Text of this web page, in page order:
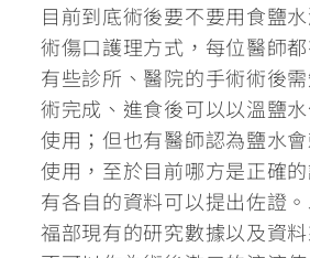
目前到底術後要不要用食鹽
術傷口護理方式，每位醫師
有些診所、醫院的手術術後
術完成、進食後可以以溫鹽
使用；但也有醫師認為鹽水
使用，至於目前哪方是正確
有各自的資料可以提出佐證
福部現有的研究數據以及資料